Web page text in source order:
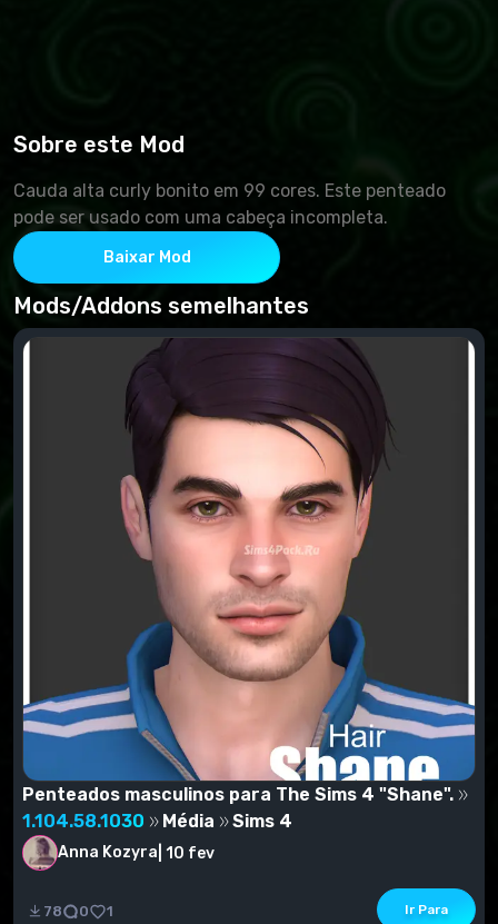
Sobre este Mod
Cauda alta curly bonito em 99 cores. Este penteado
pode ser usado com uma cabeça incompleta.
Baixar Mod
Mods/Addons semelhantes
Penteados masculinos para The Sims 4 "Shane".
1.104.58.1030
Média Sims 4
Anna Kozyra 10 fev
78 0 1 Ir Para